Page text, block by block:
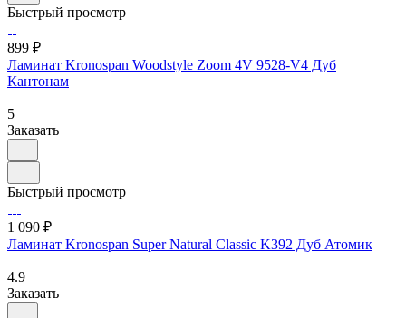
Быстрый просмотр
899 ₽
Ламинат Kronospan Woodstyle Zoom 4V 9528-V4 Дуб
Кантонам
5
Заказать
Быстрый просмотр
1 090 ₽
Ламинат Kronospan Super Natural Classic K392 Дуб Атомик
4.9
Заказать